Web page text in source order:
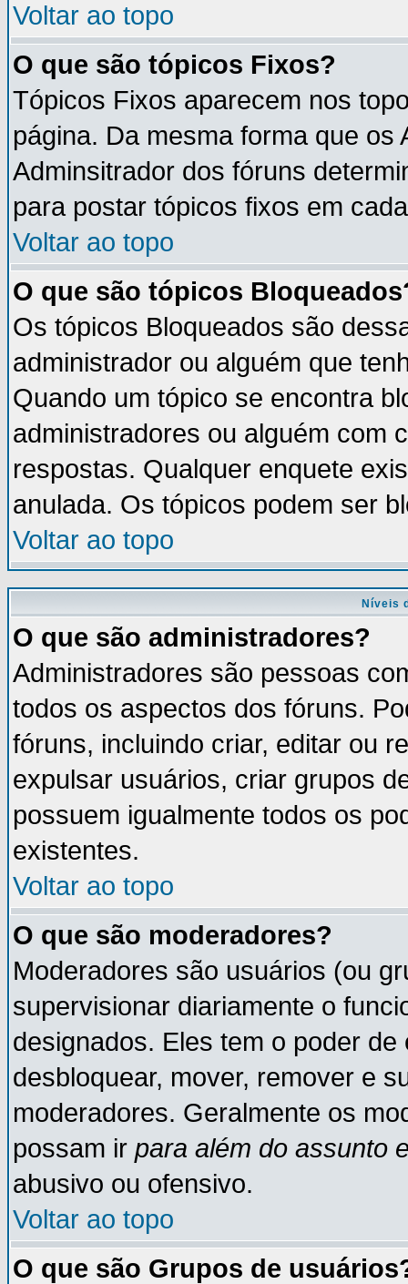
Voltar ao topo
O que são tópicos Fixos?
Tópicos Fixos aparecem nos
página. Da mesma forma que os
Adminsitrador dos fóruns
para postar tópicos fixos em
Voltar ao topo
O que são tópicos
Os tópicos Bloqueados são
administrador ou alguém que
Quando um tópico se encontra
administradores ou alguém com
respostas. Qualquer enquete
anulada. Os tópicos podem ser
Voltar ao topo
Níveis
O que são administradores?
Administradores são pessoas
todos os aspectos dos fóruns.
fóruns, incluindo criar, editar ou
expulsar usuários, criar grupos
possuem igualmente todos os
existentes.
Voltar ao topo
O que são moderadores?
Moderadores são usuários (ou
supervisionar diariamente o
designados. Eles tem o poder
desbloquear, mover, remover e
moderadores. Geralmente os
possam ir para além do assunto
abusivo ou ofensivo.
Voltar ao topo
O que são Grupos de